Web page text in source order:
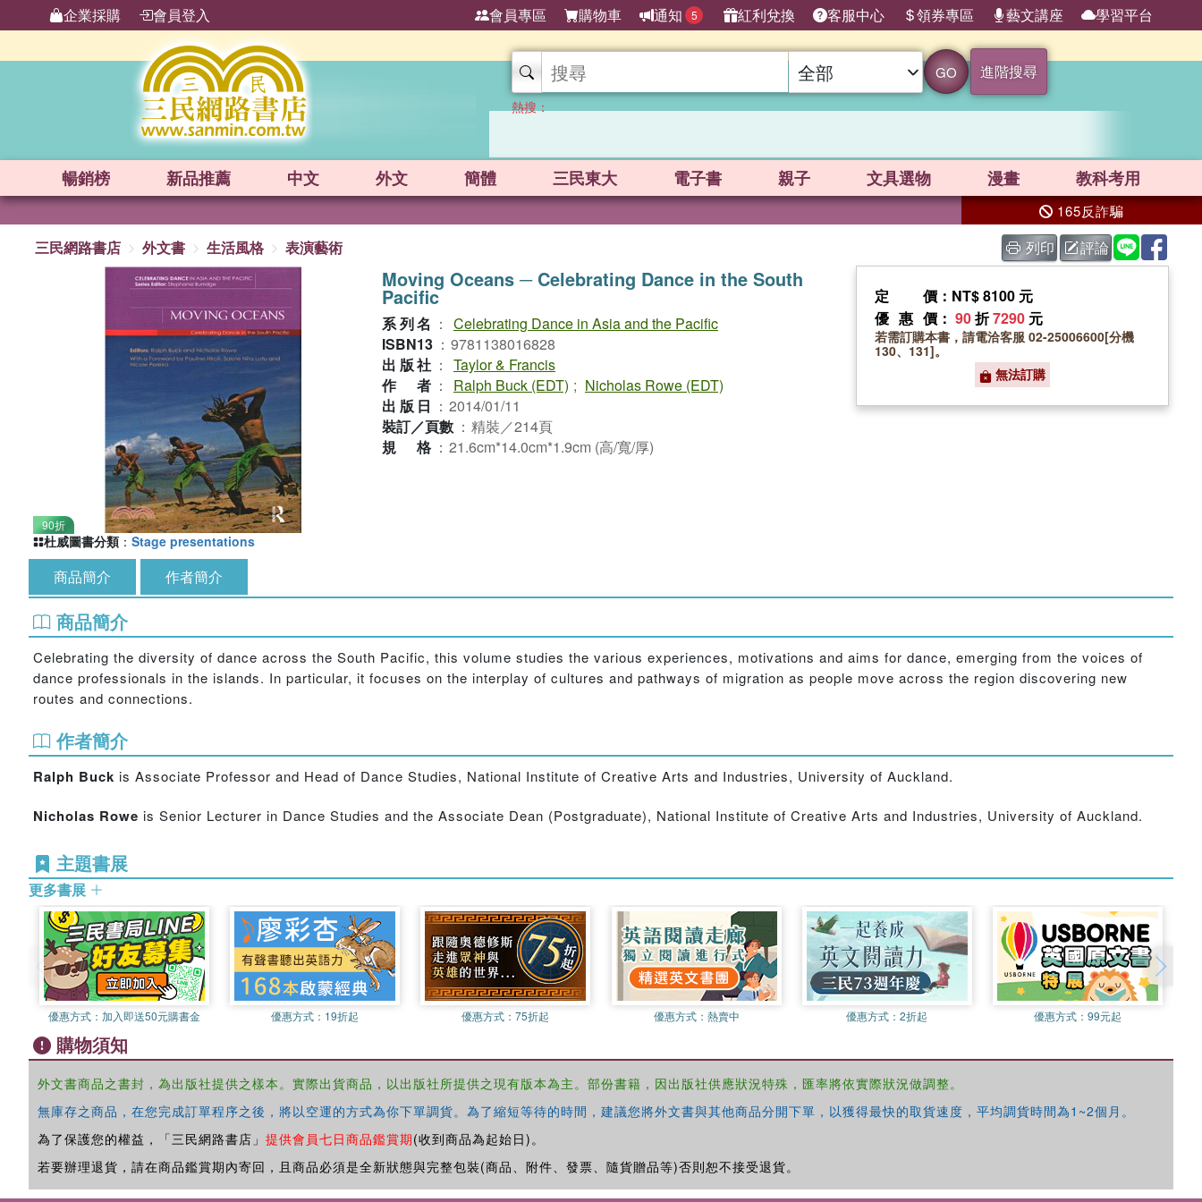
企業採購 會員登入 會員專區 購物車 通知 5 紅利兌換 客服中心 領券專區 藝文講座 學習平台
GO 進階搜尋
熱搜：
暢銷榜 新品推薦 中文 外文 簡體 三民東大 電子書 親子 文具選物 漫畫 教科考用
165反詐騙
三民網路書店 外文書 生活風格 表演藝術 列印 評論
90折
Moving Oceans ─ Celebrating Dance in the South
Pacific
系列名 ： Celebrating Dance in Asia and the Pacific
ISBN13 ： 9781138016828
出版社 ： Taylor & Francis
作者 ： Ralph Buck (EDT) ; Nicholas Rowe (EDT)
出版日 ： 2014/01/11
裝訂／頁數 ： 精裝／214頁
規格 ： 21.6cm*14.0cm*1.9cm (高/寬/厚)
定價 ：NT$ 8100 元
優惠價 ： 90折7290 元
若需訂購本書，請電洽客服 02-25006600[分機
130、131]。
無法訂購
杜威圖書分類 ： Stage presentations
商品簡介 作者簡介
商品簡介
Celebrating the diversity of dance across the South Pacific, this volume studies the various experiences, motivations and aims for dance, emerging from the voices of
dance professionals in the islands. In particular, it focuses on the interplay of cultures and pathways of migration as people move across the region discovering new
routes and connections.
作者簡介
Ralph Buck is Associate Professor and Head of Dance Studies, National Institute of Creative Arts and Industries, University of Auckland.
Nicholas Rowe is Senior Lecturer in Dance Studies and the Associate Dean (Postgraduate), National Institute of Creative Arts and Industries, University of Auckland.
主題書展
更多書展
優惠方式： 加入即送50元購書金 優惠方式： 19折起 優惠方式：75折起 優惠方式： 熱賣中 優惠方式：2折起 優惠方式：99元起
購物須知
外文書商品之書封，為出版社提供之樣本。實際出貨商品，以出版社所提供之現有版本為主。部份書籍，因出版社供應狀況特殊，匯率將依實際狀況做調整。
無庫存之商品，在您完成訂單程序之後，將以空運的方式為你下單調貨。為了縮短等待的時間，建議您將外文書與其他商品分開下單，以獲得最快的取貨速度，平均調貨時間為1~2個月。
為了保護您的權益，「三民網路書店」 提供會員七日商品鑑賞期(收到商品為起始日)。
若要辦理退貨，請在商品鑑賞期內寄回，且商品必須是全新狀態與完整包裝(商品、附件、發票、隨貨贈品等)否則恕不接受退貨。